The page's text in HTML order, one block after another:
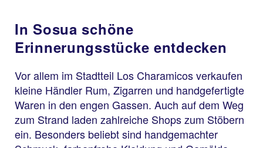
In Sosua schöne
Erinnerungsstücke entdecken
Vor allem im Stadtteil Los Charamicos verkaufen
kleine Händler Rum, Zigarren und handgefertigte
Waren in den engen Gassen. Auch auf dem Weg
zum Strand laden zahlreiche Shops zum Stöbern
ein. Besonders beliebt sind handgemachter